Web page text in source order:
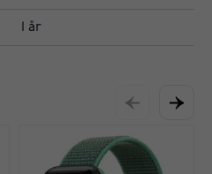
1 år